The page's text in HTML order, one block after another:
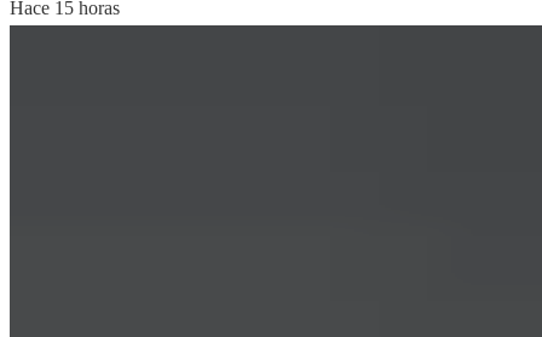
Hace 15 horas